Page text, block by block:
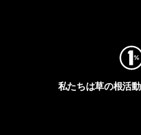
私たちは草の根活